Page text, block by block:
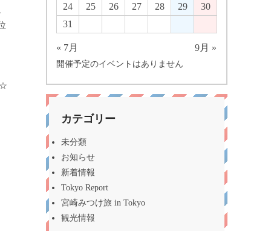
24
25 26 27 28 29
30
31
« 7月 9月 »
開催予定のイベントはありません
カテゴリー
未分類
お知らせ
新着情報
Tokyo Report
宮崎みつけ旅 in Tokyo
観光情報